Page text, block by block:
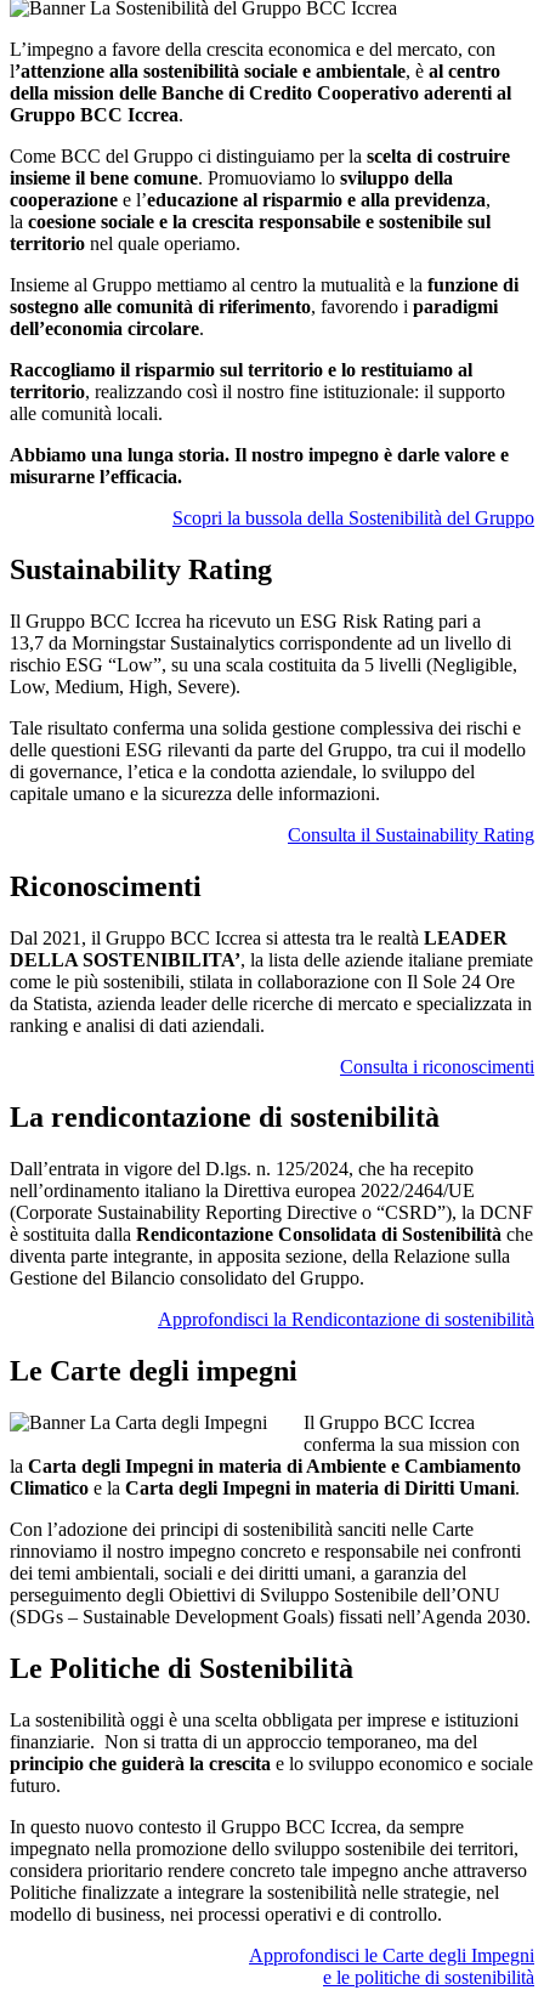
L’impegno a favore della crescita economica e del mercato, con
l’attenzione alla sostenibilità sociale e ambientale, è al centro
della mission delle Banche di Credito Cooperativo aderenti al
Gruppo BCC Iccrea.
Come BCC del Gruppo ci distinguiamo per la scelta di costruire
insieme il bene comune. Promuoviamo lo sviluppo della
cooperazione e l’educazione al risparmio e alla previdenza,
la coesione sociale e la crescita responsabile e sostenibile sul
territorio nel quale operiamo.
Insieme al Gruppo mettiamo al centro la mutualità e la funzione di
sostegno alle comunità di riferimento, favorendo i paradigmi
dell’economia circolare.
Raccogliamo il risparmio sul territorio e lo restituiamo al
territorio, realizzando così il nostro fine istituzionale: il supporto
alle comunità locali.
Abbiamo una lunga storia. Il nostro impegno è darle valore e
misurarne l’efficacia.
Scopri la bussola della Sostenibilità del Gruppo
Sustainability Rating
Il Gruppo BCC Iccrea ha ricevuto un ESG Risk Rating pari a
13,7 da Morningstar Sustainalytics corrispondente ad un livello di
rischio ESG “Low”, su una scala costituita da 5 livelli (Negligible,
Low, Medium, High, Severe).
Tale risultato conferma una solida gestione complessiva dei rischi e
delle questioni ESG rilevanti da parte del Gruppo, tra cui il modello
di governance, l’etica e la condotta aziendale, lo sviluppo del
capitale umano e la sicurezza delle informazioni.
Consulta il Sustainability Rating
Riconoscimenti
Dal 2021, il Gruppo BCC Iccrea si attesta tra le realtà LEADER
DELLA SOSTENIBILITA’, la lista delle aziende italiane premiate
come le più sostenibili, stilata in collaborazione con Il Sole 24 Ore
da Statista, azienda leader delle ricerche di mercato e specializzata in
ranking e analisi di dati aziendali.
Consulta i riconoscimenti
La rendicontazione di sostenibilità
Dall’entrata in vigore del D.lgs. n. 125/2024, che ha recepito
nell’ordinamento italiano la Direttiva europea 2022/2464/UE
(Corporate Sustainability Reporting Directive o “CSRD”), la DCNF
è sostituita dalla Rendicontazione Consolidata di Sostenibilità che
diventa parte integrante, in apposita sezione, della Relazione sulla
Gestione del Bilancio consolidato del Gruppo.
Approfondisci la Rendicontazione di sostenibilità
Le Carte degli impegni
Il Gruppo BCC Iccrea
conferma la sua mission con
la Carta degli Impegni in materia di Ambiente e Cambiamento
Climatico e la Carta degli Impegni in materia di Diritti Umani.
Con l’adozione dei principi di sostenibilità sanciti nelle Carte
rinnoviamo il nostro impegno concreto e responsabile nei confronti
dei temi ambientali, sociali e dei diritti umani, a garanzia del
perseguimento degli Obiettivi di Sviluppo Sostenibile dell’ONU
(SDGs – Sustainable Development Goals) fissati nell’Agenda 2030.
Le Politiche di Sostenibilità
La sostenibilità oggi è una scelta obbligata per imprese e istituzioni
finanziarie. Non si tratta di un approccio temporaneo, ma del
principio che guiderà la crescita e lo sviluppo economico e sociale
futuro.
In questo nuovo contesto il Gruppo BCC Iccrea, da sempre
impegnato nella promozione dello sviluppo sostenibile dei territori,
considera prioritario rendere concreto tale impegno anche attraverso
Politiche finalizzate a integrare la sostenibilità nelle strategie, nel
modello di business, nei processi operativi e di controllo.
Approfondisci le Carte degli Impegni
e le politiche di sostenibilità